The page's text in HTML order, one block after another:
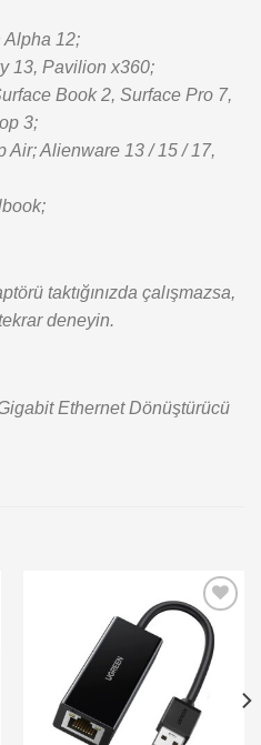
Alpha 12;
13, Pavilion x360;
Book 2, Surface Pro 7,
3;
Air; Alienware 13 / 15 / 17,
taktığınızda çalışmazsa,
deneyin.
Ethernet Dönüştürücü
Add to
wishlist